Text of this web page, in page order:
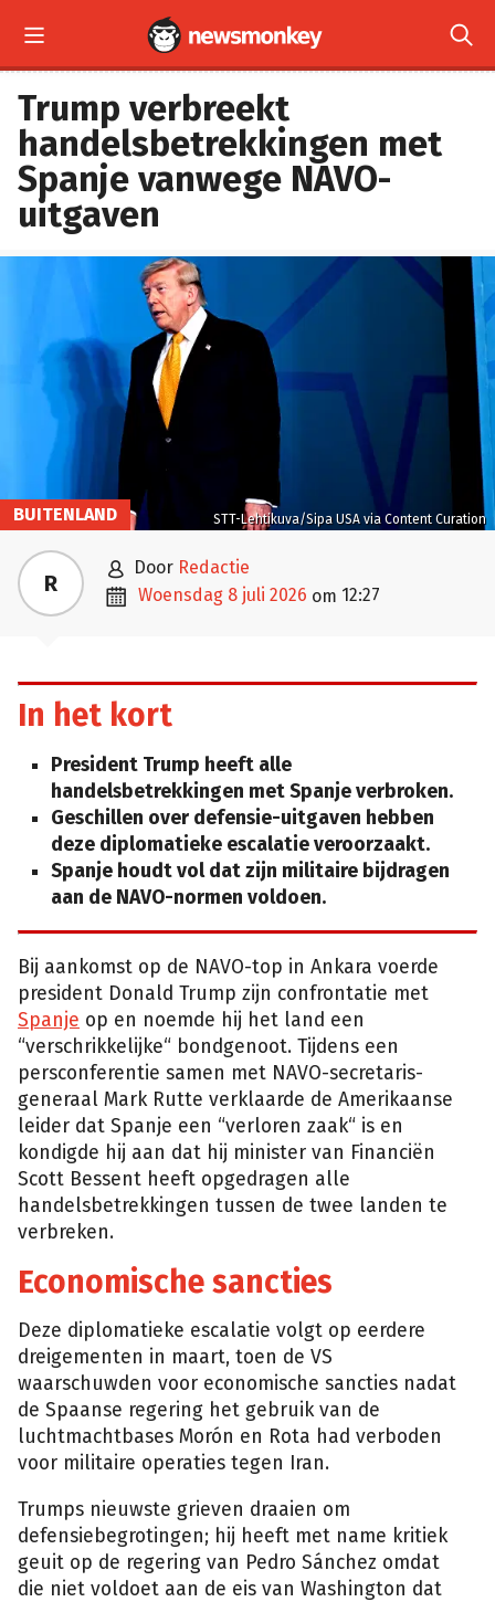
 
Trump verbreekt
handelsbetrekkingen met
Spanje vanwege NAVO-
uitgaven
STT-Lehtikuva/Sipa USA via Content Curation
BUITENLAND
R  door Redactie
 woensdag 8 juli 2026 om 12:27
In het kort
President Trump heeft alle
handelsbetrekkingen met Spanje verbroken.
Geschillen over defensie-uitgaven hebben
deze diplomatieke escalatie veroorzaakt.
Spanje houdt vol dat zijn militaire bijdragen
aan de NAVO-normen voldoen.
Bij aankomst op de NAVO-top in Ankara voerde
president Donald Trump zijn confrontatie met
Spanje op en noemde hij het land een
“verschrikkelijke“ bondgenoot. Tijdens een
persconferentie samen met NAVO-secretaris-
generaal Mark Rutte verklaarde de Amerikaanse
leider dat Spanje een “verloren zaak“ is en
kondigde hij aan dat hij minister van Financiën
Scott Bessent heeft opgedragen alle
handelsbetrekkingen tussen de twee landen te
verbreken.
Economische sancties
Deze diplomatieke escalatie volgt op eerdere
dreigementen in maart, toen de VS
waarschuwden voor economische sancties nadat
de Spaanse regering het gebruik van de
luchtmachtbases Morón en Rota had verboden
voor militaire operaties tegen Iran.
Trumps nieuwste grieven draaien om
defensiebegrotingen; hij heeft met name kritiek
geuit op de regering van Pedro Sánchez omdat
die niet voldoet aan de eis van Washington dat